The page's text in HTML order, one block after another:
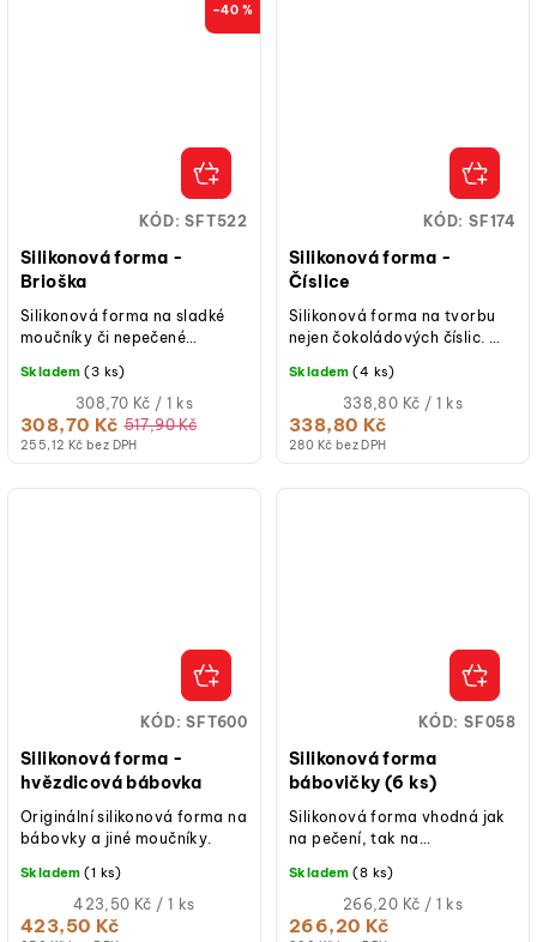
–40 %
Silikonová forma -
Brioška
255,12 Kč bez DPH
308,70 Kč 517,90 Kč
Měrná
cena:
308,70 Kč / 1 ks
Skladem (3 ks)
Silikonová forma na sladké
moučníky či nepečené
KÓD:SFT522
Silikonová forma -
Číslice
280 Kč bez DPH
338,80 Kč
Měrná
cena:
338,80 Kč / 1 ks
Skladem (4 ks)
Silikonová forma na tvorbu
nejen čokoládových číslic.
matematickou formou.
KÓD: SF174
Silikonová forma -
hvězdicová bábovka
423,50 Kč
Měrná
cena:
423,50 Kč / 1 ks
Skladem (1 ks)
Originální silikonová forma na
bábovky a jiné moučníky.
KÓD:SFT600
Silikonová forma
bábovičky (6 ks)
266,20 Kč
Měrná
cena:
266,20 Kč / 1 ks
Skladem (8 ks)
Silikonová forma vhodná jak
na pečení, tak na
KÓD: SF058